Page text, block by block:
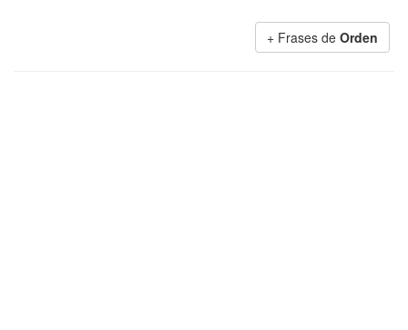
+ Frases de Orden